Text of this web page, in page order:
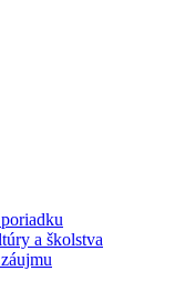
a školstva